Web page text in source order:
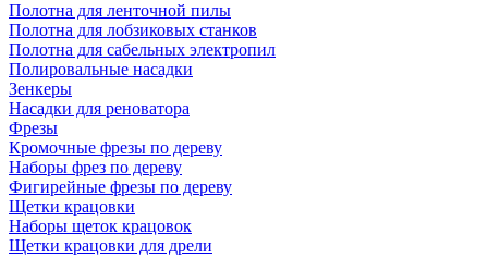
Полотна для ленточной пилы
Полотна для лобзиковых станков
Полотна для сабельных электропил
Полировальные насадки
Зенкеры
Насадки для реноватора
Фрезы
Кромочные фрезы по дереву
Наборы фрез по дереву
Фигирейные фрезы по дереву
Щетки крацовки
Наборы щеток крацовок
Щетки крацовки для дрели